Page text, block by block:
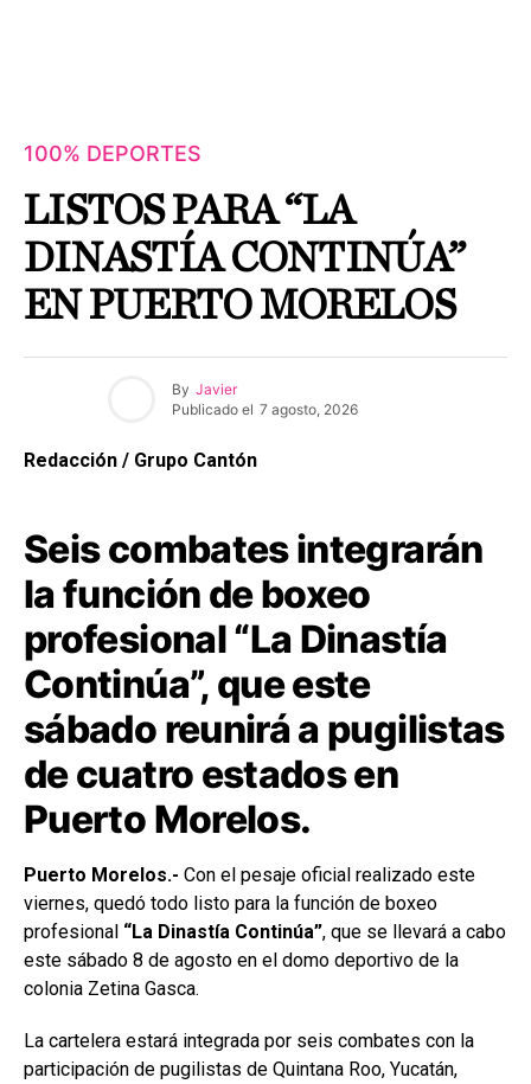
100% DEPORTES
LISTOS PARA “LA
DINASTÍA CONTINÚA”
EN PUERTO MORELOS
By Javier
Publicado el 7 agosto, 2026
Redacción / Grupo Cantón
Seis combates integrarán
la función de boxeo
profesional “La Dinastía
Continúa”, que este
sábado reunirá a pugilistas
de cuatro estados en
Puerto Morelos.
Puerto Morelos.- Con el pesaje oficial realizado este
viernes, quedó todo listo para la función de boxeo
profesional “La Dinastía Continúa”, que se llevará a cabo
este sábado 8 de agosto en el domo deportivo de la
colonia Zetina Gasca.
La cartelera estará integrada por seis combates con la
participación de pugilistas de Quintana Roo, Yucatán,